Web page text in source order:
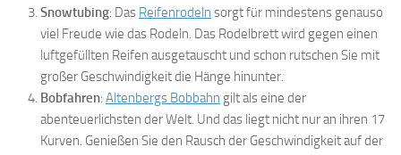
Snowtubing: Das Reifenrodeln sorgt für mindestens genauso
viel Freude wie das Rodeln. Das Rodelbrett wird gegen einen
luftgefüllten Reifen ausgetauscht und schon rutschen Sie mit
großer Geschwindigkeit die Hänge hinunter.
Bobfahren: Altenbergs Bobbahn gilt als eine der
abenteuerlichsten der Welt. Und das liegt nicht nur an ihren 17
Kurven. Genießen Sie den Rausch der Geschwindigkeit auf der